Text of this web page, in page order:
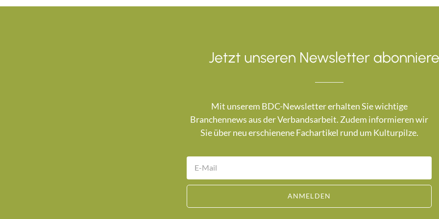
Jetzt unseren Newsletter
Mit unserem BDC-Newsletter erhalten Sie wichtige
Branchennews aus der Verbandsarbeit. Zudem informieren wir
Sie über neu erschienene Fachartikel rund um Kulturpilze.
ANMELDEN